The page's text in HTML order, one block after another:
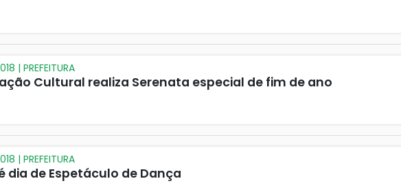
| PREFEITURA
Cultural realiza Serenata especial de fim de ano
| PREFEITURA
dia de Espetáculo de Dança